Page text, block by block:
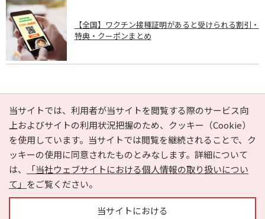
【全国】ワクチン接種証明があると受けられる割引・
特典・クーポンまとめ
PAGE TOP
当サイトでは、利用者が当サイトを閲覧する際のサービス向
上およびサイトの利用状況把握のため、クッキー（Cookie）
を使用しています。当サイトでは閲覧を継続されることで、ク
ッキーの使用に同意されたものとみなします。詳細について
は、
「当社ウェブサイトにおける個人情報の取り扱いについ
て」 をご覧ください。
当サイトにおける
e-NAVITA（イーナビタ）とは？ お気に入り
ヘルプ
利用規約
個人情報の取り扱いについて
運営会社
サイトマップ
広告掲載に関するお問い合わせ